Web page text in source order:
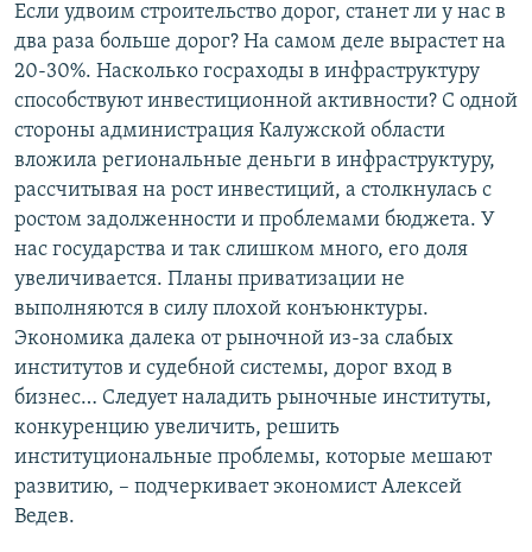
Если удвоим строительство дорог, станет ли у нас в
два раза больше дорог? На самом деле вырастет на
20-30%. Насколько госраходы в инфраструктуру
способствуют инвестиционной активности? С одной
стороны администрация Калужской области
вложила региональные деньги в инфраструктуру,
рассчитывая на рост инвестиций, а столкнулась с
ростом задолженности и проблемами бюджета. У
нас государства и так слишком много, его доля
увеличивается. Планы приватизации не
выполняются в силу плохой конъюнктуры.
Экономика далека от рыночной из-за слабых
институтов и судебной системы, дорог вход в
бизнес… Следует наладить рыночные институты,
конкуренцию увеличить, решить
институциональные проблемы, которые мешают
развитию, – подчеркивает экономист Алексей
Ведев.